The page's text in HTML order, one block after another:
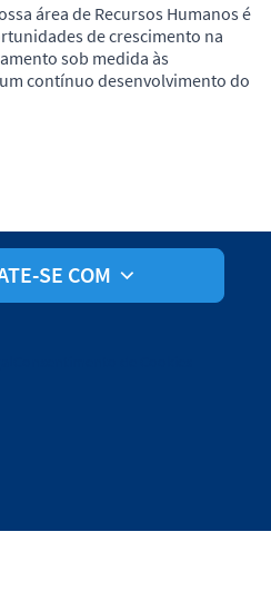
área de Recursos Humanos é
de crescimento na
sob medida às
contínuo desenvolvimento do
SE COM